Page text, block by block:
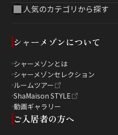
人気のカテゴリから探す
シャーメゾンについて
シャーメゾンとは
シャーメゾンセレクション
ルームツアー
ShaMaison STYLE
動画ギャラリー
ご入居者の方へ